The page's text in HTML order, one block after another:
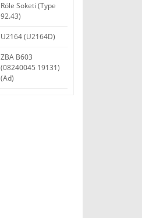
Röle Soketi (Type
92.43)
U2164 (U2164D)
ZBA B603
(08240045 19131)
(Ad)